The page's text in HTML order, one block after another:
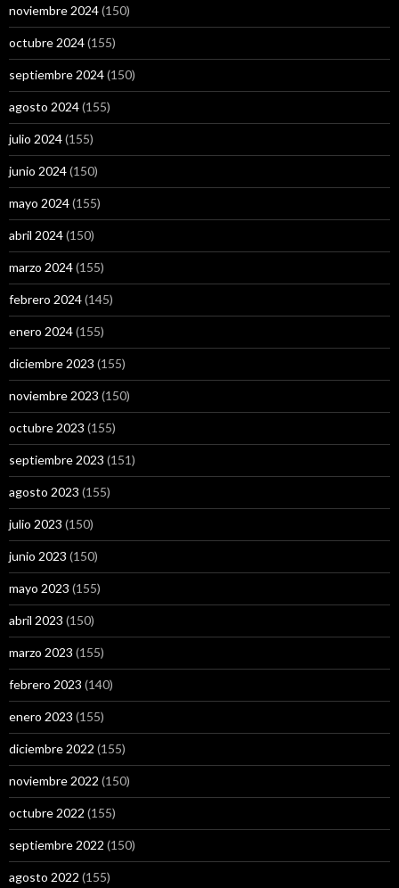
noviembre 2024(150)
octubre 2024(155)
septiembre 2024(150)
agosto 2024(155)
julio 2024(155)
junio 2024(150)
mayo 2024(155)
abril 2024(150)
marzo 2024(155)
febrero 2024(145)
enero 2024(155)
diciembre 2023 (155)
noviembre 2023 (150)
octubre 2023 (155)
septiembre 2023 (151)
agosto 2023 (155)
julio 2023 (150)
junio 2023 (150)
mayo 2023 (155)
abril 2023 (150)
marzo 2023 (155)
febrero 2023 (140)
enero 2023 (155)
diciembre 2022 (155)
noviembre 2022 (150)
octubre 2022 (155)
septiembre 2022 (150)
agosto 2022 (155)